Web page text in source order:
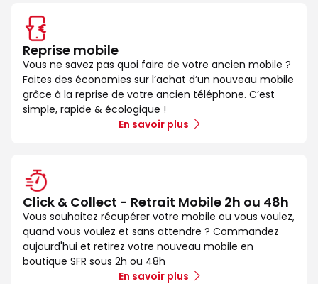
Reprise mobile
Vous ne savez pas quoi faire de votre ancien mobile ?
Faites des économies sur l’achat d’un nouveau mobile
grâce à la reprise de votre ancien téléphone. C’est
simple, rapide & écologique !
En savoir plus
Click & Collect - Retrait Mobile 2h ou 48h
Vous souhaitez récupérer votre mobile ou vous voulez,
quand vous voulez et sans attendre ? Commandez
aujourd'hui et retirez votre nouveau mobile en
boutique SFR sous 2h ou 48h
En savoir plus